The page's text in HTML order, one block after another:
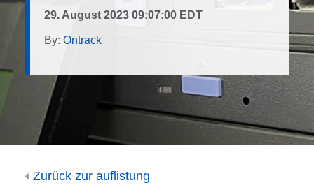
29. August 2023 09:07:00 EDT
By: Ontrack
Zurück zur auflistung